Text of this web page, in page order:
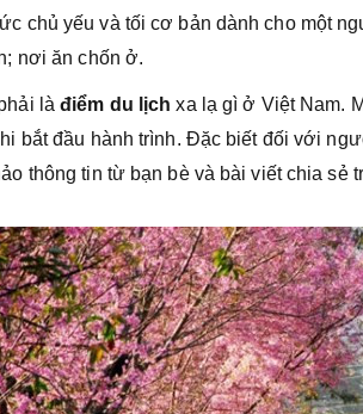
chủ yếu và tối cơ bản dành cho một
nơi ăn chốn ở.
làđiểm du lịch xa lạ gì ở Việt Nam.
bắt đầu hành trình. Đặc biết đối với
thông tin từ bạn bè và bài viết chia sẻ